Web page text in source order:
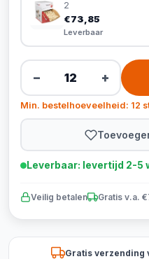
2
€73,85
Leverbaar
− +
Min. bestelhoeveelheid: 12
Leverbaar: levertijd 2-5
Veilig betalen Gratis v.a.
Gratis verzending